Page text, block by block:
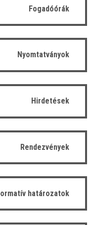
Fogadóórák
Nyomtatványok
Hirdetések
Rendezvények
határozatok